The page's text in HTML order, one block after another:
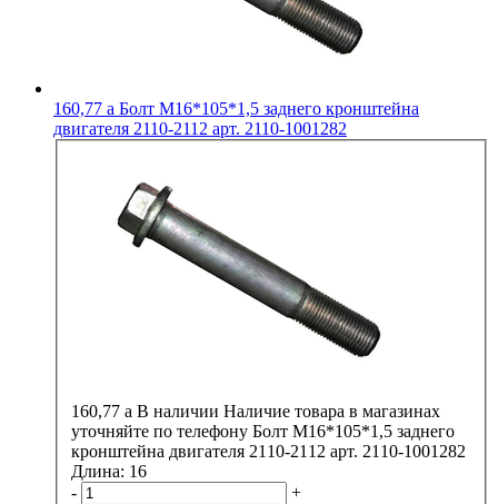
160,77 a Болт М16*105*1,5 заднего кронштейна
двигателя 2110-2112 арт. 2110-1001282
160,77 a В наличии Наличие товара в магазинах
уточняйте по телефону Болт М16*105*1,5 заднего
кронштейна двигателя 2110-2112 арт. 2110-1001282
Длина: 16
-
+